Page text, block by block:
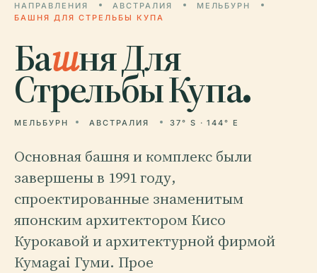
НАПРАВЛЕНИЯ АВСТРАЛИЯ
МЕЛЬБУРН
БАШНЯ ДЛЯ СТРЕЛЬБЫ КУПА
Башня Для
Стрельбы Купа.
МЕЛЬБУРН АВСТРАЛИЯ 37° S · 144° E
Основная башня и комплекс были
завершены в 1991 году,
спроектированные знаменитым
японским архитектором Кисо
Курокавой и архитектурной фирмой
Кумagai Гуми. Прое